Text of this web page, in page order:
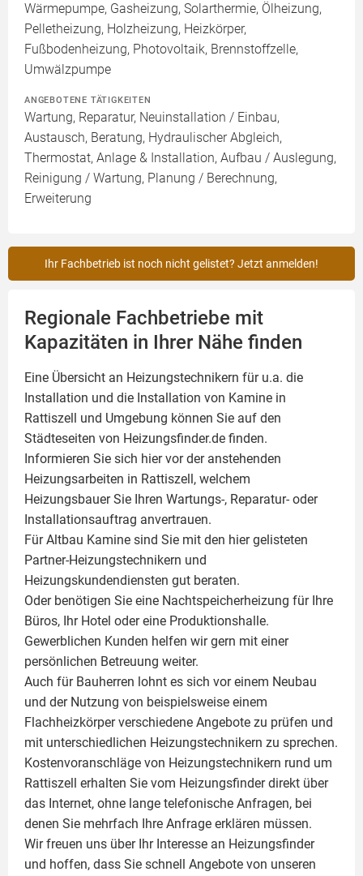
Wärmepumpe, Gasheizung, Solarthermie, Ölheizung,
Pelletheizung, Holzheizung, Heizkörper,
Fußbodenheizung, Photovoltaik, Brennstoffzelle,
Umwälzpumpe
ANGEBOTENE TÄTIGKEITEN
Wartung, Reparatur, Neuinstallation / Einbau,
Austausch, Beratung, Hydraulischer Abgleich,
Thermostat, Anlage & Installation, Aufbau / Auslegung,
Reinigung / Wartung, Planung / Berechnung,
Erweiterung
Ihr Fachbetrieb ist noch nicht gelistet? Jetzt anmelden!
Regionale Fachbetriebe mit
Kapazitäten in Ihrer Nähe finden
Eine Übersicht an Heizungstechnikern für u.a. die
Installation und die Installation von Kamine in
Rattiszell und Umgebung können Sie auf den
Städteseiten von Heizungsfinder.de finden.
Informieren Sie sich hier vor der anstehenden
Heizungsarbeiten in Rattiszell, welchem
Heizungsbauer Sie Ihren Wartungs-, Reparatur- oder
Installationsauftrag anvertrauen.
Für Altbau Kamine sind Sie mit den hier gelisteten
Partner-Heizungstechnikern und
Heizungskundendiensten gut beraten.
Oder benötigen Sie eine Nachtspeicherheizung für Ihre
Büros, Ihr Hotel oder eine Produktionshalle.
Gewerblichen Kunden helfen wir gern mit einer
persönlichen Betreuung weiter.
Auch für Bauherren lohnt es sich vor einem Neubau
und der Nutzung von beispielsweise einem
Flachheizkörperverschiedene Angebote zu prüfen und
mit unterschiedlichen Heizungstechnikern zu sprechen.
Kostenvoranschläge von Heizungstechnikern rund um
Rattiszell erhalten Sie vom Heizungsfinder direkt über
das Internet, ohne lange telefonische Anfragen, bei
denen Sie mehrfach Ihre Anfrage erklären müssen.
Wir freuen uns über Ihr Interesse an Heizungsfinder
und hoffen, dass Sie schnell Angebote von unseren